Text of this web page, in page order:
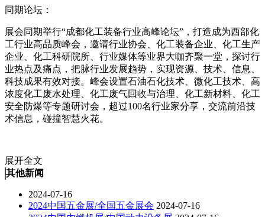
同期论坛：
展会同期举行“成都化工装备行业高峰论坛”，打造成为西部化
工行业高品质峰会，邀请行业协会、化工装备企业、化工生产
企业、化工科研院所、行业媒体等业界大咖齐聚一堂，探讨行
业热点及痛点，把脉行业发展趋势，实现资源、技术、信息、
科技成果有效对接。峰会设置石油石化技术、微化工技术、高
浓度化工废水处理、化工废气回收与治理、化工新材料、化工
安全防爆等专题研讨会，超过100名行业家分享，交流前沿技
术信息，碰撞智慧火花。
展开全文
其他新闻
2024-07-16
2024中国五金展/全国五金展会 2024-07-16